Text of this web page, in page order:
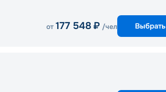
от 177 548 ₽ /чел Выбрать